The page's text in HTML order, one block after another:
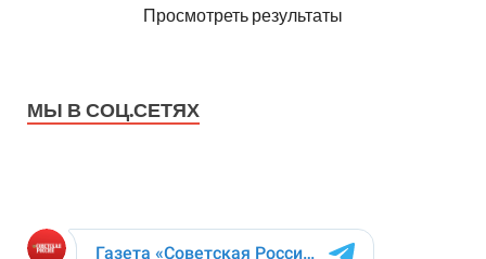
Просмотреть результаты
МЫ В СОЦ.СЕТЯХ